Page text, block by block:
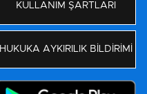
KULLANIM ŞARTLARI
HUKUKA AYKIRILIK BİLDİRİMİ